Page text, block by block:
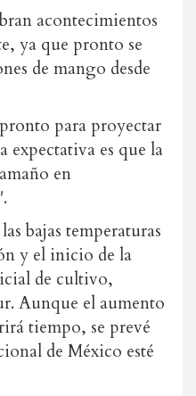
acontecimientos
ya que pronto se
de mango desde
para proyectar
expectativa es que la
en
bajas temperaturas
y el inicio de la
de cultivo,
Aunque el aumento
tiempo, se prevé
de México esté